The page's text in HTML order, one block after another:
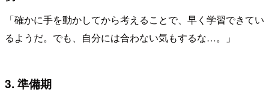
「確かに手を動かしてから考えることで、早く学習できてい
るようだ。でも、自分には合わない気もするな…。」
3. 準備期